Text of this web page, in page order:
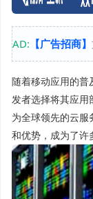
AD: 【广告招商】
随着移动应用的普
发者选择将其应用
为全球领先的云服
和优势，成为了许